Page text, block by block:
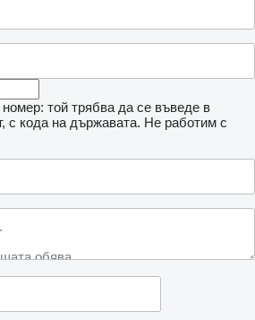
той трябва да се въведе в
с кода на държавата. Не работим с